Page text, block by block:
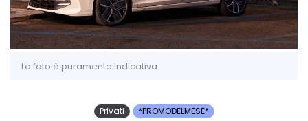
La foto è puramente indicativa.
Privati *PROMODELMESE*